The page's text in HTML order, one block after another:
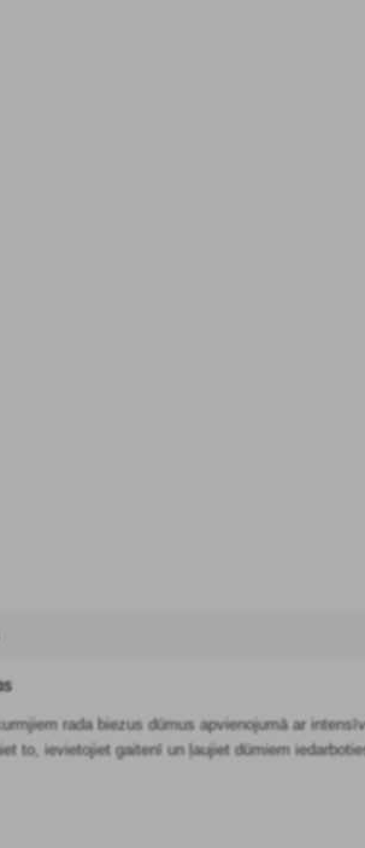
rada biezus dūmus apvienojumā ar
to, ievietojiet gaitenī un ļaujiet dūmiem